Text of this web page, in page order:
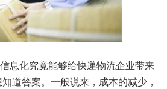
息化究竟能够给快递物流企业带来
道答案。一般说来，成本的减少，